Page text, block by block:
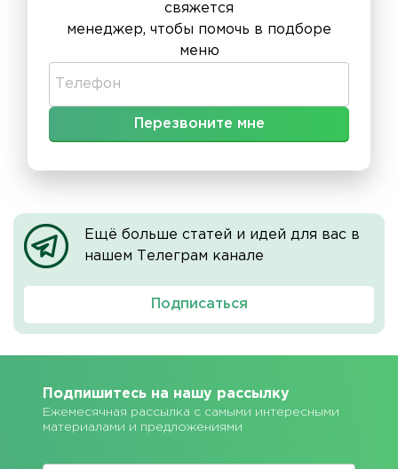
свяжется
менеджер, чтобы помочь в подборе
меню
Ещё больше статей и идей для вас в
нашем Телеграм канале
Подписаться
Подпишитесь на нашу рассылку
Ежемесячная рассылка с самыми интересными
материалами и предложениями